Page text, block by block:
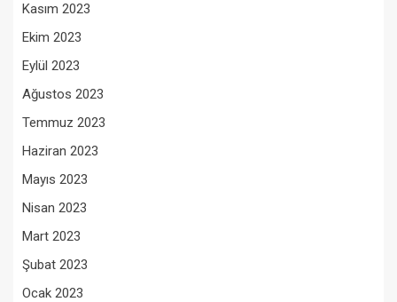
Kasım 2023
Ekim 2023
Eylül 2023
Ağustos 2023
Temmuz 2023
Haziran 2023
Mayıs 2023
Nisan 2023
Mart 2023
Şubat 2023
Ocak 2023